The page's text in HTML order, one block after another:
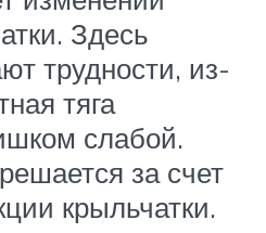
Здесь
трудности, из-
тяга
слабой.
за счет
крыльчатки.